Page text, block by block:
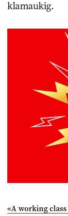
klamaukig.
«A working